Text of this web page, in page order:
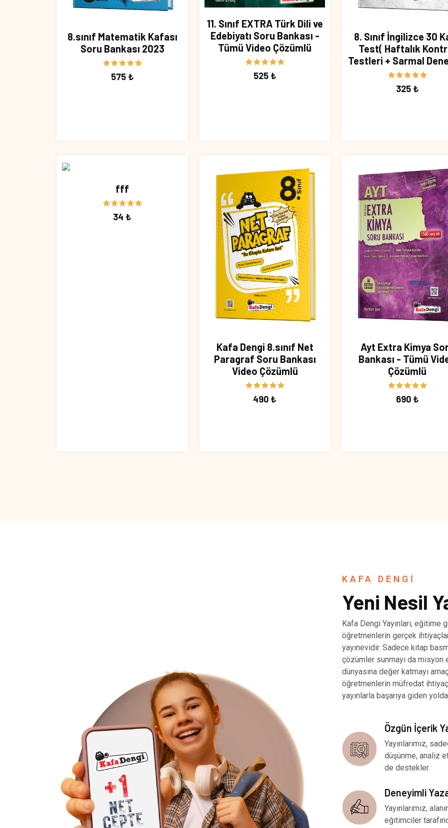
8.sınıf Matematik Kafası
Soru Bankası 2023
575 ₺
11. Sınıf EXTRA Türk Dili ve
Edebiyatı Soru Bankası -
Tümü Video Çözümlü
525 ₺
8. Sınıf İngilizce 30
Test( Haftalık
Testleri + Sarmal
325 ₺
fff
34 ₺
Kafa Dengi 8.sınıf Net
Paragraf Soru Bankası
Video Çözümlü
490 ₺
Ayt Extra Kimya
Bankası - Tümü
Çözümlü
690 ₺
KAFA DENGİ
Yeni Nesil
Kafa Dengi Yayınları, eğitime
öğretmenlerin gerçek
yayınevidir. Sadece kitap
çözümler sunmayı da
dünyasına değer katmayı
öğretmenlerin müfredat
yayınlarla başarıya giden
Özgün İçerik
Yayınlarımız,
düşünme, analiz
de destekler.
Deneyimli
Yayınlarımız,
eğitimciler